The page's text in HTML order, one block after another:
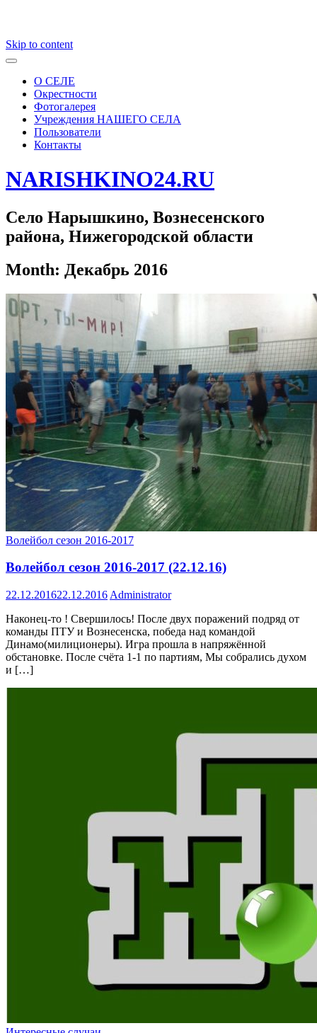
Skip to content
О СЕЛЕ
Окрестности
Фотогалерея
Учреждения НАШЕГО СЕЛА
Пользователи
Контакты
NARISHKINO24.RU
Село Нарышкино, Вознесенского
района, Нижегородской области
Month: Декабрь 2016
Волейбол сезон 2016-2017
Волейбол сезон 2016-2017 (22.12.16)
22.12.201622.12.2016 Administrator
Наконец-то ! Свершилось! После двух поражений подряд от
команды ПТУ и Вознесенска, победа над командой
Динамо(милиционеры). Игра прошла в напряжённой
обстановке. После счёта 1-1 по партиям, Мы собрались духом
и […]